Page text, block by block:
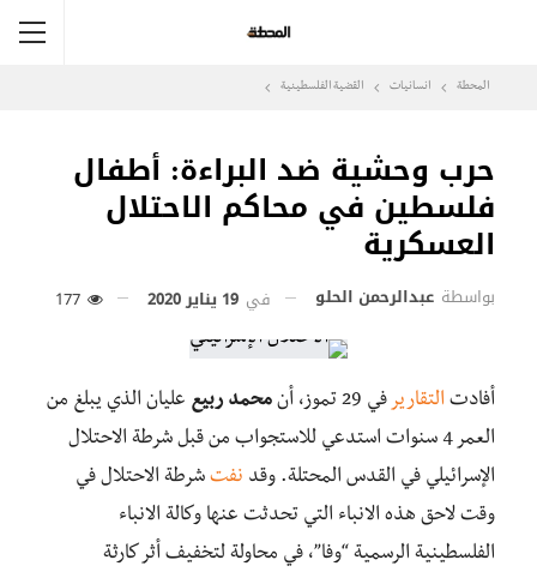
المحطة انسانيات القضية الفلسطينية
حرب وحشية ضد البراءة: أطفال
فلسطين في محاكم الاحتلال
العسكرية
بواسطة عبدالرحمن الحلو في 19 يناير 2020
أفادت التقارير في 29 تموز، أن محمد ربيع عليان الذي يبلغ من
العمر 4 سنوات استدعي للاستجواب من قبل شرطة الاحتلال
الإسرائيلي في القدس المحتلة. وقد نفت شرطة الاحتلال في
وقت لاحق هذه الانباء التي تحدثت عنها وكالة الانباء
الفلسطينية الرسمية “وفا”، في محاولة لتخفيف أثر كارثة